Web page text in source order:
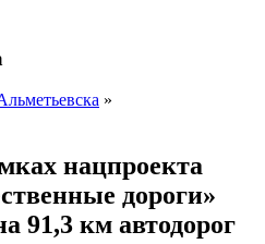
»
нацпроекта
дороги»
91,3 км автодорог